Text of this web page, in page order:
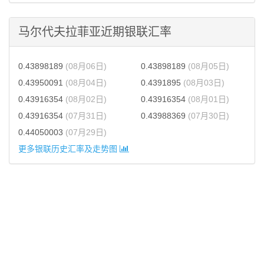
马尔代夫拉菲亚近期银联汇率
0.43898189 (08月06日) 0.43898189 (08月05日)
0.43950091 (08月04日) 0.4391895 (08月03日)
0.43916354 (08月02日) 0.43916354 (08月01日)
0.43916354 (07月31日) 0.43988369 (07月30日)
0.44050003 (07月29日)
更多银联历史汇率及走势图